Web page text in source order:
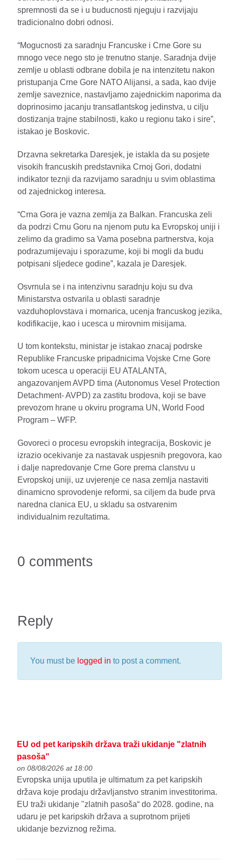
spremnosti da se i u buducnosti njeguju i razvijaju
tradicionalno dobri odnosi.
“Mogucnosti za saradnju Francuske i Crne Gore su
mnogo vece nego sto je trenutno stanje. Saradnja dvije
zemlje u oblasti odbrane dobila je na intenzitetu nakon
pristupanja Crne Gore NATO Alijansi, a sada, kao dvije
zemlje saveznice, nastavljamo zajednickim naporima da
doprinosimo jacanju transatlantskog jedinstva, u cilju
dostizanja trajne stabilnosti, kako u regionu tako i sire”,
istakao je Boskovic.
Drzavna sekretarka Daresjek, je istakla da su posjete
visokih francuskih predstavnika Crnoj Gori, dodatni
indikator teznji da razvijamo saradnju u svim oblastima
od zajednickog interesa.
“Crna Gora je vazna zemlja za Balkan. Francuska zeli
da podrzi Crnu Goru na njenom putu ka Evropskoj uniji i
zelimo da gradimo sa Vama posebna partnerstva, koja
podrazumijevaju i sporazume, koji bi mogli da budu
potpisani sljedece godine”, kazala je Daresjek.
Osvrnula se i na intenzivnu saradnju koju su dva
Ministarstva ostvarila u oblasti saradnje
vazduhoplovstava i mornarica, ucenja francuskog jezika,
kodifikacije, kao i ucesca u mirovnim misijama.
U tom kontekstu, ministar je istakao znacaj podrske
Republike Francuske pripadnicima Vojske Crne Gore
tokom ucesca u operaciji EU ATALANTA,
angazovanjem AVPD tima (Autonomus Vesel Protection
Detachment- AVPD) za zastitu brodova, koji se bave
prevozom hrane u okviru programa UN, World Food
Program – WFP.
Govoreci o procesu evropskih integracija, Boskovic je
izrazio ocekivanje za nastavak uspjesnih pregovora, kao
i dalje napredovanje Crne Gore prema clanstvu u
Evropskoj uniji, uz uvjerenje ce nasa zemlja nastaviti
dinamicno sprovodenje reformi, sa ciljem da bude prva
naredna clanica EU, u skladu sa ostvarenim
individualnim rezultatima.
0 comments
Reply
You must be logged in to post a comment.
EU od pet karipskih država traži ukidanje "zlatnih
pasoša"
on 08/08/2026 at 18:00
Evropska unija uputila je ultimatum za pet karipskih
država koje prodaju državljanstvo stranim investitorima.
EU traži ukidanje "zlatnih pasoša“ do 2028. godine, na
udaru je pet karipskih država a suprotnom prijeti
ukidanje bezviznog režima.